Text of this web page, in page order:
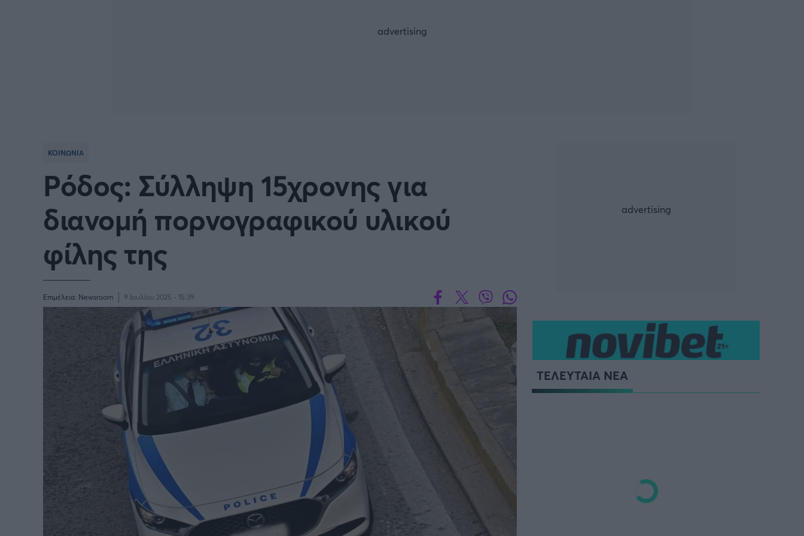
ΚΟΙΝΩΝΙΑ
Ρόδος: Σύλληψη 15χρονης για
διανομή πορνογραφικού υλικού
φίλης της
Επιμέλεια: Newsroom 9 Ιουλίου 2025 - 15:39
ΤΕΛΕΥΤΑΙΑ ΝΕΑ